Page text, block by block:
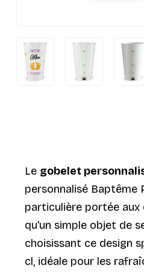
Le gobelet
personnalisé Baptême
particulière portée aux
qu'un simple objet de
choisissant ce design
cl, idéale pour les